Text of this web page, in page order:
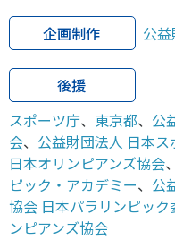
企画制作 公
後援
スポーツ庁、 東京都、 公
会、 公益財団法人 日本
日本オリンピアンズ協会、
ピック・アカデミー、 公
協会 日本パラリンピック
ンピアンズ協会